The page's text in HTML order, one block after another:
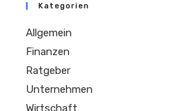
Kategorien
Allgemein
Finanzen
Ratgeber
Unternehmen
Wirtschaft